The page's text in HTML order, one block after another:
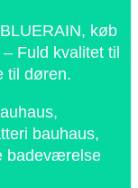
køb
Fuld kvalitet til
til døren.
bauhaus,
badeværelse